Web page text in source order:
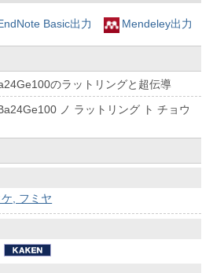
Basic出力 Mendeley出力
のラットリングと超伝導
ノ ラットリング ト チョウ
, フミヤ